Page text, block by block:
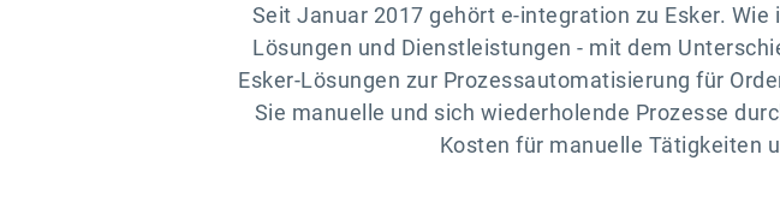
Seit Januar 2017 gehört e-integration zu Esker.
Lösungen und Dienstleistungen - mit dem
Esker-Lösungen zur Prozessautomatisierung für
Sie manuelle und sich wiederholende Prozesse
Kosten für manuelle Tätigkeiten